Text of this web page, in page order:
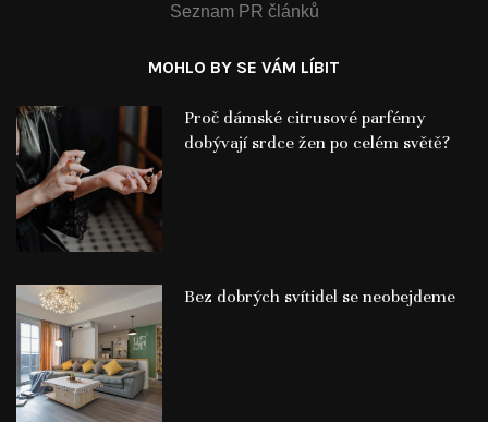
Seznam PR článků
MOHLO BY SE VÁM LÍBIT
Proč dámské citrusové parfémy
dobývají srdce žen po celém světě?
Bez dobrých svítidel se neobejdeme